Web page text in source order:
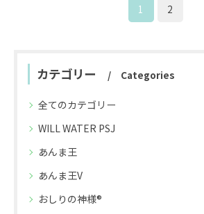
1 2
カテゴリー Categories
全てのカテゴリー
WILL WATER PSJ
あんま王
あんま王V
おしりの神様®